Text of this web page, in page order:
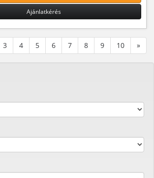
Ajánlatkérés
3 4 5 6 7 8 9 10 »